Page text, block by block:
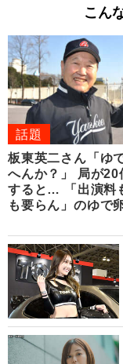
こん
話題
板東英二さん「ゆ
へんか？」 局が20
すると… 「出演料
も要らん」のゆで